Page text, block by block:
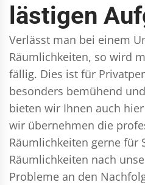
lästigen
Verlässt man bei einem
Räumlichkeiten, so wird
fällig. Dies ist für
besonders bemühend
bieten wir Ihnen auch
wir übernehmen die
Räumlichkeiten gerne für
Räumlichkeiten nach
Probleme an den